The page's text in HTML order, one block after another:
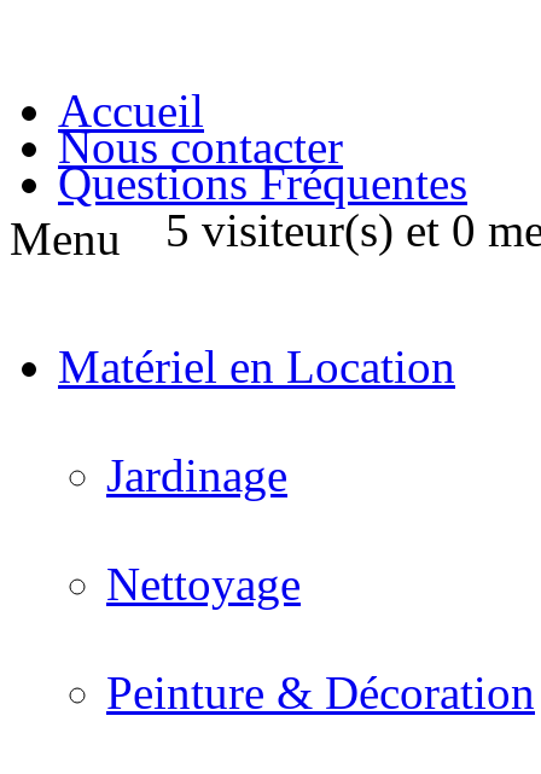
5 visiteur(s) et 0
Accueil
Nous contacter
Questions Fréquentes
Menu
Matériel en Location
Jardinage
Nettoyage
Peinture & Décoration